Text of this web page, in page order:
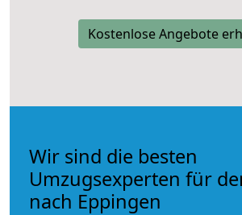
Kostenlose Angebote
Wir sind die besten
Umzugsexperten für
nach Eppingen